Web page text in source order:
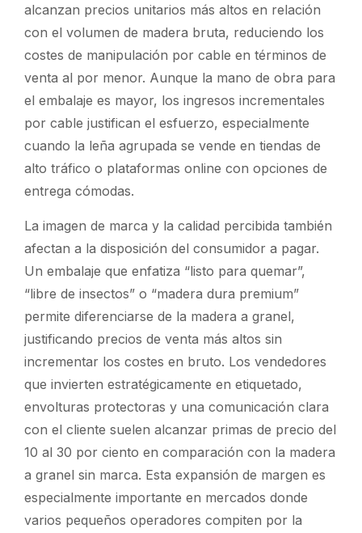
alcanzan precios unitarios más altos en relación
con el volumen de madera bruta, reduciendo los
costes de manipulación por cable en términos de
venta al por menor. Aunque la mano de obra para
el embalaje es mayor, los ingresos incrementales
por cable justifican el esfuerzo, especialmente
cuando la leña agrupada se vende en tiendas de
alto tráfico o plataformas online con opciones de
entrega cómodas.
La imagen de marca y la calidad percibida también
afectan a la disposición del consumidor a pagar.
Un embalaje que enfatiza “listo para quemar”,
“libre de insectos” o “madera dura premium”
permite diferenciarse de la madera a granel,
justificando precios de venta más altos sin
incrementar los costes en bruto. Los vendedores
que invierten estratégicamente en etiquetado,
envolturas protectoras y una comunicación clara
con el cliente suelen alcanzar primas de precio del
10 al 30 por ciento en comparación con la madera
a granel sin marca. Esta expansión de margen es
especialmente importante en mercados donde
varios pequeños operadores compiten por la